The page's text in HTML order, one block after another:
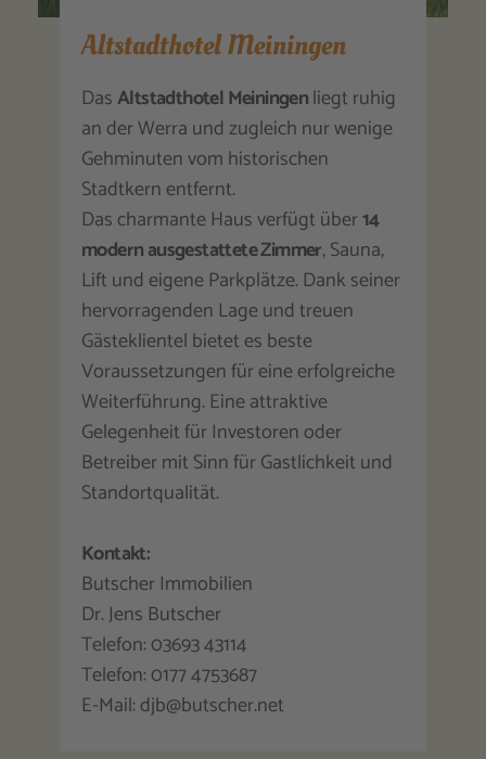
Altstadthotel Meiningen
DasAltstadthotel Meiningenliegt ruhig
an der Werra und zugleich nur wenige
Gehminuten vom historischen
Stadtkern entfernt.
Das charmante Haus verfügt über14
modern ausgestattete Zimmer, Sauna,
Lift und eigene Parkplätze. Dank seiner
hervorragenden Lage und treuen
Gästeklientel bietet es beste
Voraussetzungen für eine erfolgreiche
Weiterführung. Eine attraktive
Gelegenheit für Investoren oder
Betreiber mit Sinn für Gastlichkeit und
Standortqualität.
Kontakt:
Butscher Immobilien
Dr. Jens Butscher
Telefon: 03693 43114
Telefon: 0177 4753687
E-Mail: djb@butscher.net